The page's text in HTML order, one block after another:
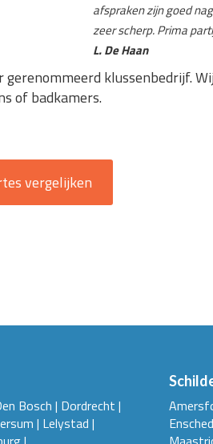
afspraken zijn goed
zeer scherp. Prima
L. De Haan
klussenbedrijf.
of badkamers.
vergelijken
Bosch | Dordrecht |
| Lelystad |